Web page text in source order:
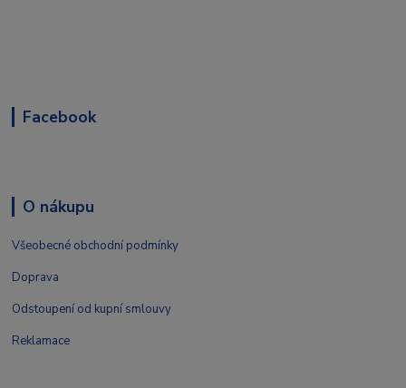
Facebook
O nákupu
Všeobecné obchodní podmínky
Doprava
Odstoupení od kupní smlouvy
Reklamace